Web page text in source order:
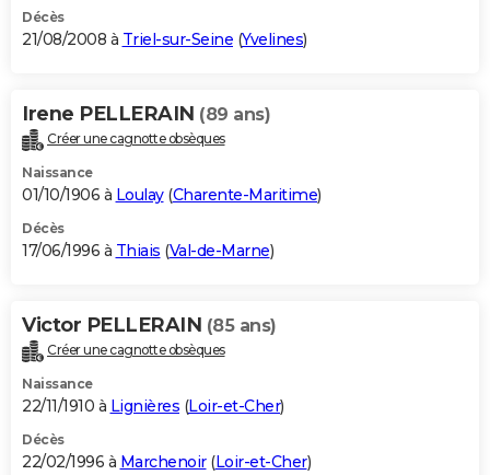
Décès
21/08/2008 à Triel-sur-Seine (Yvelines)
Irene PELLERAIN (89 ans)
Créer une cagnotte obsèques
Naissance
01/10/1906 à Loulay(Charente-Maritime)
Décès
17/06/1996 à Thiais (Val-de-Marne)
Victor PELLERAIN (85 ans)
Créer une cagnotte obsèques
Naissance
22/11/1910 à Lignières (Loir-et-Cher)
Décès
22/02/1996 à Marchenoir(Loir-et-Cher)